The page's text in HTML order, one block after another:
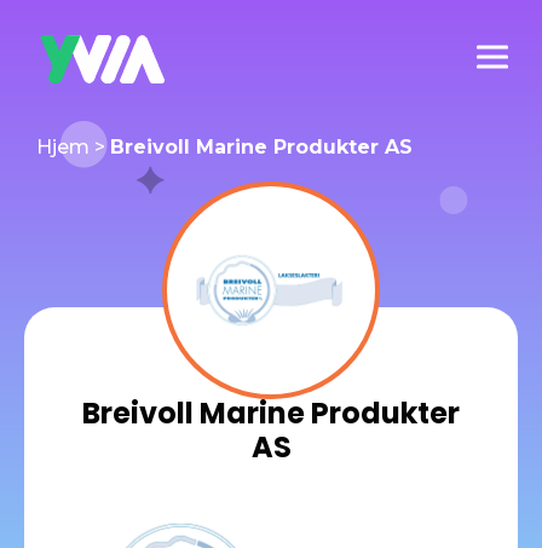
Hjem > Breivoll Marine Produkter AS
Breivoll Marine Produkter
AS